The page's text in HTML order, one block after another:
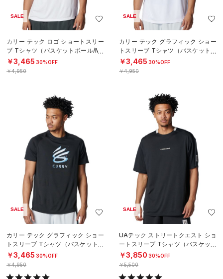
SALE
カリー テック ロゴ ショートスリー
ブ Tシャツ（バスケットボール/ME
N）
￥3,465 30%OFF
￥4,950
SALE
カリー テック グラフィック ショー
トスリーブ Tシャツ（バスケットボ
ール/MEN）
￥3,465 30%OFF
￥4,950
SALE
カリー テック グラフィック ショー
トスリーブ Tシャツ（バスケットボ
ール/MEN）
￥3,465 30%OFF
￥4,950
SALE
UAテック ストリートクエスト ショ
ートスリーブ Tシャツ（バスケット
ボール/MEN）
￥3,850 30%OFF
￥5,500